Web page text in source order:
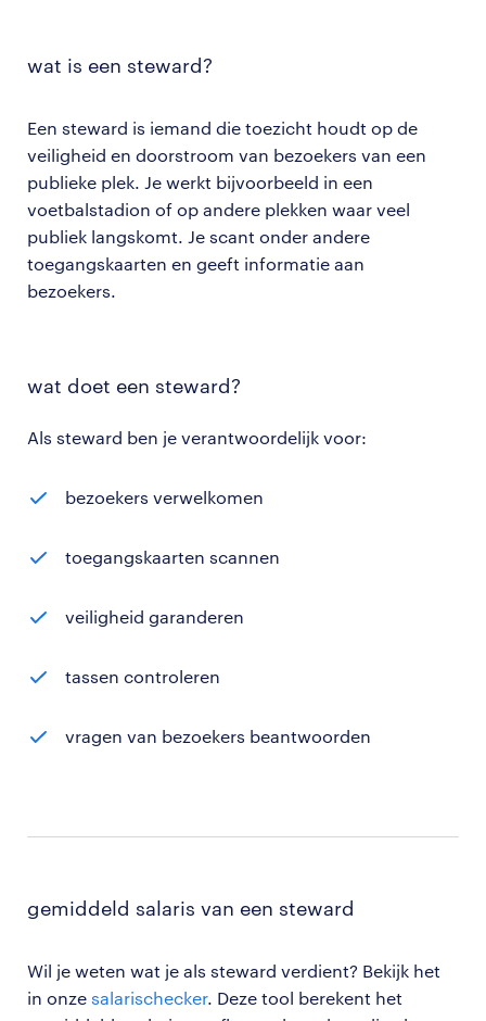
wat is een steward?
Een steward is iemand die toezicht houdt op de
veiligheid en doorstroom van bezoekers van een
publieke plek. Je werkt bijvoorbeeld in een
voetbalstadion of op andere plekken waar veel
publiek langskomt. Je scant onder andere
toegangskaarten en geeft informatie aan
bezoekers.
wat doet een steward?
Als steward ben je verantwoordelijk voor:
bezoekers verwelkomen
toegangskaarten scannen
veiligheid garanderen
tassen controleren
vragen van bezoekers beantwoorden
gemiddeld salaris van een steward
Wil je weten wat je als steward verdient? Bekijk het
in onze salarischecker. Deze tool berekent het